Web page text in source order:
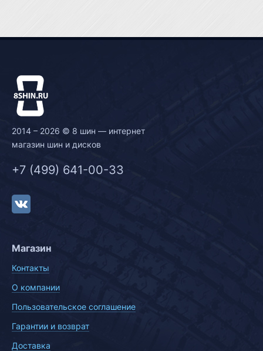
2014 – 2026 © 8 шин — интернет
магазин шин и дисков
+7 (499) 641-00-33
Магазин
Контакты
О компании
Пользовательское соглашение
Гарантии и возврат
Доставка